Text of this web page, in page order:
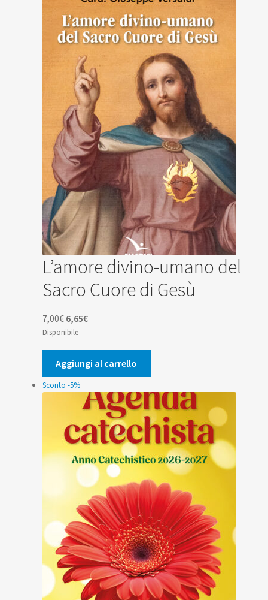
L’amore divino-umano del
Sacro Cuore di Gesù
7,00€ Il
prezzo
originale
era:
7,00€.
6,65€Il
attuale
è:
6,65€.
Disponibile
Aggiungi al carrello
Sconto -5%